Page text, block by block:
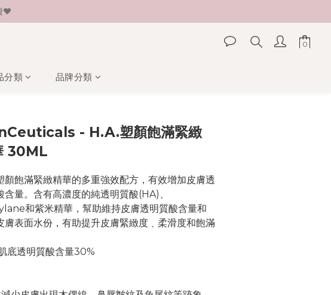
♥
分類 品牌分類
- H.A.塑顏飽滿緊緻
30ML
顏飽滿緊緻精華的多重強效配方，有效增加皮膚透
含量。含有高濃度的純透明質酸(HA)、
和紫米精華，幫助維持皮膚透明質酸含量和
膚表面水份，有助提升皮膚緊緻度﹑柔滑度和飽滿
底透明質酸含量30%